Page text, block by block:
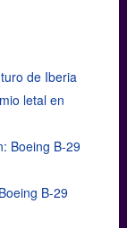
de Iberia
letal en
Boeing B-29
B-29